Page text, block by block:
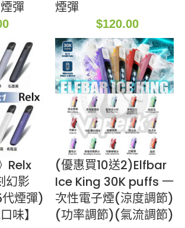
煙彈
煙彈
$120.00
Relx
幻影
煙彈)
味】
(優惠買10送2)Elfbar
Ice King 30K puffs 一
次性電子煙(涼度調節)
(功率調節)(氣流調節)